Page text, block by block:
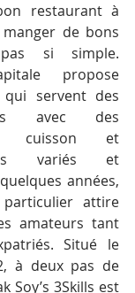
restaurant à
de bons
si simple.
propose
servent des
avec des
cuisson et
variés et
années,
attire
amateurs tant
Situé le
à deux pas de
Soy’s 3Skills est